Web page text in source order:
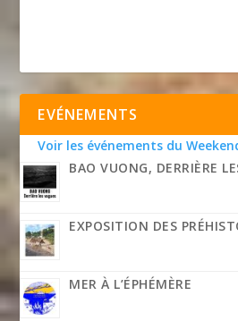
EVÉNEMENTS
Voir les événements du
BAO VUONG, DERRIÈRE
EXPOSITION DES
MER À L’ÉPHÉMÈRE